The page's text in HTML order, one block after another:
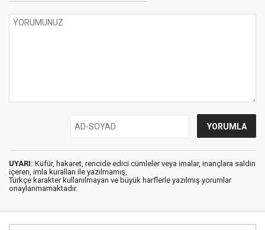
UYARI: Küfür, hakaret, rencide edici cümleler veya imalar, inançlara saldırı
içeren, imla kuralları ile yazılmamış,
Türkçe karakter kullanılmayan ve büyük harflerle yazılmış yorumlar
onaylanmamaktadır.